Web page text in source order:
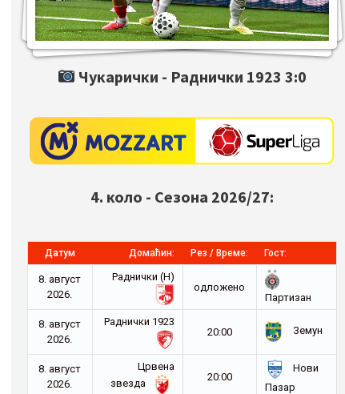
Чукарички - Раднички 1923 3:0
4. коло - Сезона 2026/27:
Датум Домаћин: Рез / Време: Гост:
8. август
2026.
Раднички (Н)
oдложено
Партизан
8. август
2026.
Раднички 1923
20:00
Земун
8. август
2026.
Црвена
звезда
20:00
Нови
Пазар